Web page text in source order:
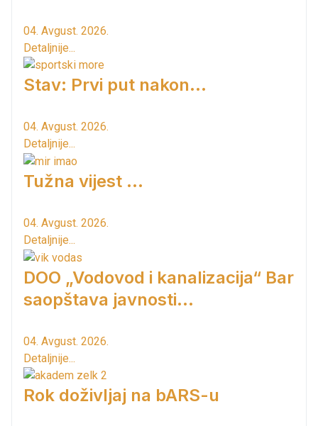
04. Avgust. 2026.
Detaljnije...
Stav: Prvi put nakon…
04. Avgust. 2026.
Detaljnije...
Tužna vijest ...
04. Avgust. 2026.
Detaljnije...
DOO „Vodovod i kanalizacija“ Bar
saopštava javnosti...
04. Avgust. 2026.
Detaljnije...
Rok doživljaj na bARS-u